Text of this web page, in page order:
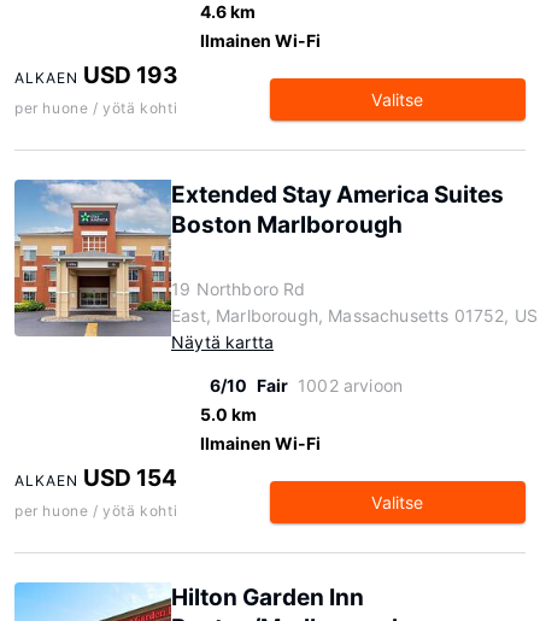
4.6 km
Ilmainen Wi-Fi
ALKAEN USD 193
per huone / yötä kohti Valitse
Extended Stay America Suites
Boston Marlborough
19 Northboro Rd
East, Marlborough, Massachusetts 01752, US
Näytä kartta
6/10 Fair 1002 arvioon
5.0 km
Ilmainen Wi-Fi
ALKAEN USD 154
per huone / yötä kohti Valitse
Hilton Garden Inn